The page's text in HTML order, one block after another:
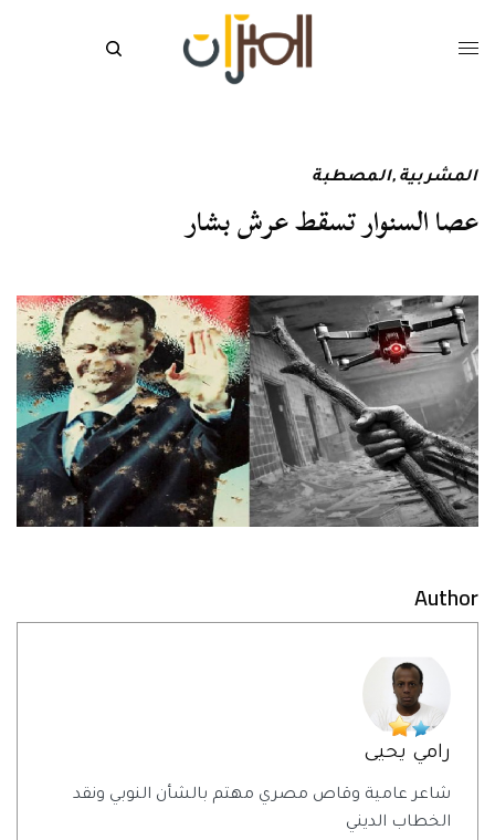
المشربية ,المصطبة
عصا السنوار تسقط عرش بشار
Author
رامي يحيى
شاعر عامية وقاص مصري مهتم بالشأن النوبي ونقد
الخطاب الديني